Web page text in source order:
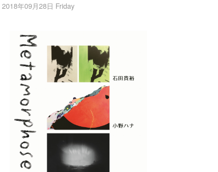
2018年09月28日 Friday